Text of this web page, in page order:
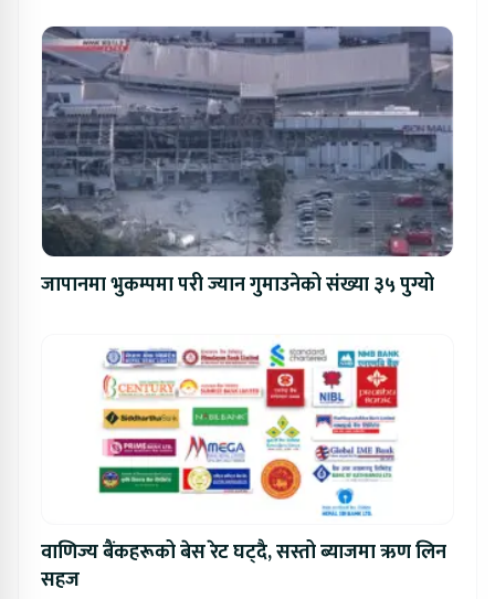
जापानमा भुकम्पमा परी ज्यान गुमाउनेको संख्या ३५ पुग्यो
वाणिज्य बैंकहरूको बेस रेट घट्दै, सस्तो ब्याजमा ऋण लिन
सहज